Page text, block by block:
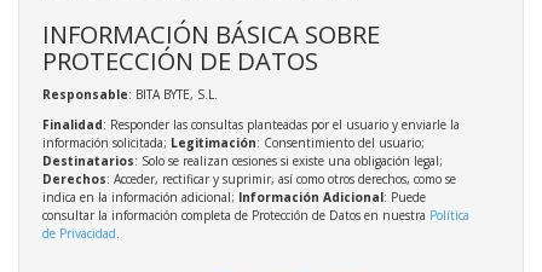
INFORMACIÓN BÁSICA SOBRE
PROTECCIÓN DE DATOS
Responsable: BITA BYTE, S.L.
Finalidad: Responder las consultas planteadas por el usuario y enviarle la
información solicitada; Legitimación: Consentimiento del usuario;
Destinatarios: Solo se realizan cesiones si existe una obligación legal;
Derechos: Acceder, rectificar y suprimir, así como otros derechos, como se
indica en la información adicional; Información Adicional: Puede
consultar la información completa de Protección de Datos en nuestra Política
de Privacidad